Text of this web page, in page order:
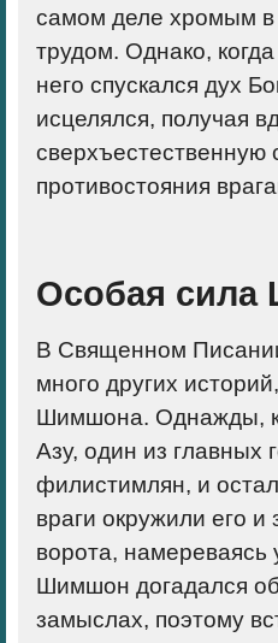
самом деле хромым в
трудом. Однако,
него спускался дух
исцелялся, получая
сверхъестественную
противостояния
Особая
В Священном
много других
Шимшона. Однажды,
Азу, один из главных
филистимлян, и
враги окружили его и
ворота, намереваясь
Шимшон догадался
замыслах, поэтому